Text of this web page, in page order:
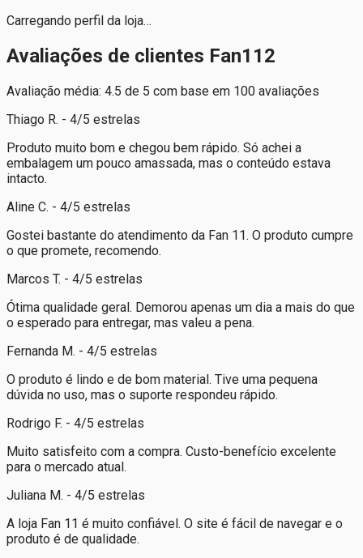
Carregando perfil da loja…
Avaliações de clientes Fan112
Avaliação média: 4.5 de 5 com base em 100 avaliações
Thiago R. - 4/5 estrelas
Produto muito bom e chegou bem rápido. Só achei a
embalagem um pouco amassada, mas o conteúdo estava
intacto.
Aline C. - 4/5 estrelas
Gostei bastante do atendimento da Fan 11. O produto cumpre
o que promete, recomendo.
Marcos T. - 4/5 estrelas
Ótima qualidade geral. Demorou apenas um dia a mais do que
o esperado para entregar, mas valeu a pena.
Fernanda M. - 4/5 estrelas
O produto é lindo e de bom material. Tive uma pequena
dúvida no uso, mas o suporte respondeu rápido.
Rodrigo F. - 4/5 estrelas
Muito satisfeito com a compra. Custo-benefício excelente
para o mercado atual.
Juliana M. - 4/5 estrelas
A loja Fan 11 é muito confiável. O site é fácil de navegar e o
produto é de qualidade.